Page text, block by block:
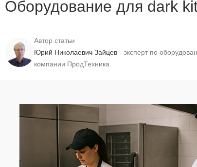
Оборудование для dark
Автор статьи
Юрий Николаевич Зайцев - эксперт по
компании ПродТехника.